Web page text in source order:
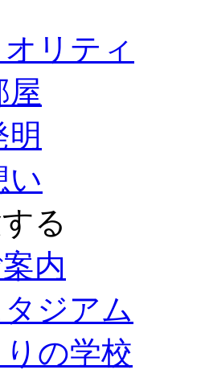
リティ
屋
い
る
内
ジアム
の学校